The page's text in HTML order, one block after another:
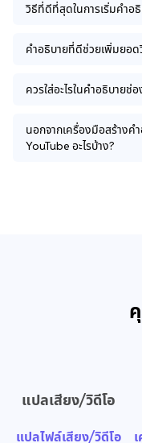
วิธีที่ดีที่สุดในการเริ่มคำอ
คำอธิบายที่ดีช่วยเพิ่มยอด
ควรใส่อะไรในคำอธิบาย
นอกจากเครื่องมือสร้างค
YouTube อะไรบ้าง?
แปลเสียง/วิดีโอ
แปลไฟล์เสียง/วิดีโอ